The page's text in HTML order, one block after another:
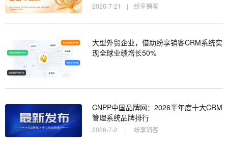
2026-7-21 | 纷享销客
大型外贸企业，借助纷享销客CRM系统实
现全球业绩增长50%
CNPP中国品牌网：2026半年度十大CRM
管理系统品牌排行
2026-7-2 | 纷享销客